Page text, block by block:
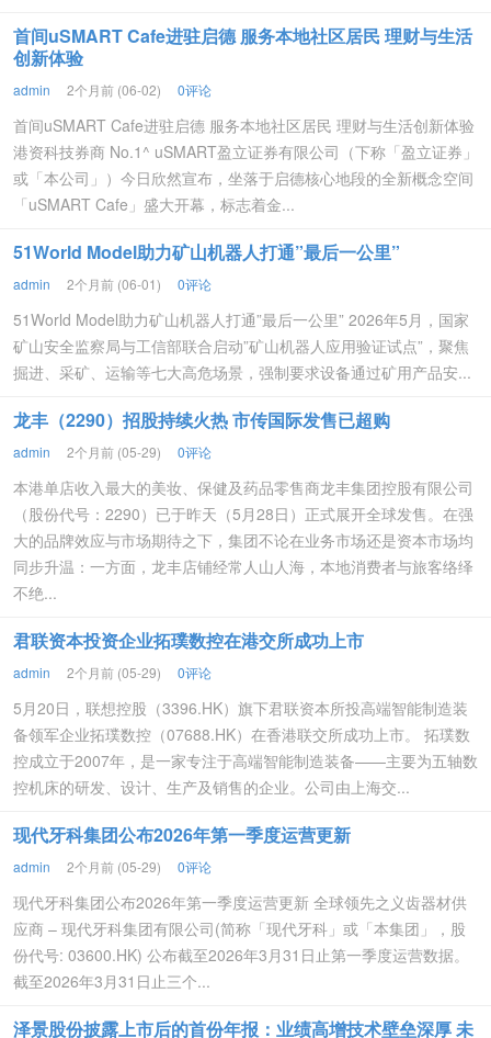
首间uSMART Cafe进驻启德 服务本地社区居民 理财与生活
创新体验
admin 2个月前 (06-02) 0评论
首间uSMART Cafe进驻启德 服务本地社区居民 理财与生活创新体验
港资科技券商 No.1^ uSMART盈立证券有限公司（下称「盈立证券」
或「本公司」）今日欣然宣布，坐落于启德核心地段的全新概念空间
「uSMART Cafe」盛大开幕，标志着金...
51World Model助力矿山机器人打通”最后一公里”
admin 2个月前 (06-01) 0评论
51World Model助力矿山机器人打通”最后一公里” 2026年5月，国家
矿山安全监察局与工信部联合启动”矿山机器人应用验证试点”‌，聚焦
掘进、采矿、运输等七大高危场景，强制要求设备通过矿用产品安...
龙丰（2290）招股持续火热 市传国际发售已超购
admin 2个月前 (05-29) 0评论
本港单店收入最大的美妆、保健及药品零售商龙丰集团控股有限公司
（股份代号：2290）已于昨天（5月28日）正式展开全球发售。在强
大的品牌效应与市场期待之下，集团不论在业务市场还是资本市场均
同步升温：一方面，龙丰店铺经常人山人海，本地消费者与旅客络绎
不绝...
君联资本投资企业拓璞数控在港交所成功上市
admin 2个月前 (05-29) 0评论
5月20日，联想控股（3396.HK）旗下君联资本所投高端智能制造装
备领军企业拓璞数控（07688.HK）在香港联交所成功上市。 拓璞数
控成立于2007年，是一家专注于高端智能制造装备——主要为五轴数
控机床的研发、设计、生产及销售的企业。公司由上海交...
现代牙科集团公布2026年第一季度运营更新
admin 2个月前 (05-29) 0评论
现代牙科集团公布2026年第一季度运营更新 全球领先之义齿器材供
应商 – 现代牙科集团有限公司(简称「现代牙科」或「本集团」，股
份代号: 03600.HK) 公布截至2026年3月31日止第一季度运营数据。
截至2026年3月31日止三个...
泽景股份披露上市后的首份年报：业绩高增技术壁垒深厚 未